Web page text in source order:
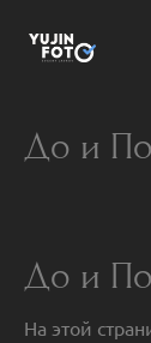
До и
До и
На этой